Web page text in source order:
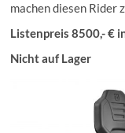
machen diesen Rider
Listenpreis 8500,- €
Nicht auf Lager